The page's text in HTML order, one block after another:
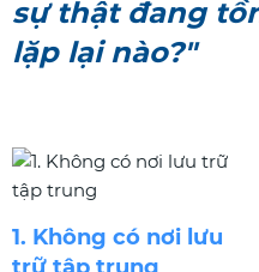
sự thật đang
lặp lại nào?"
1. Không có nơi lưu